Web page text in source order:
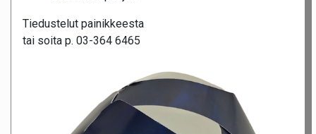
Tiedustelut painikkeesta
tai soita p. 03-364 6465